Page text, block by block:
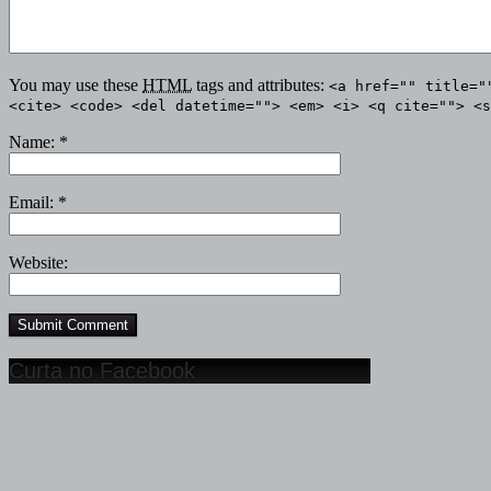
You may use these HTML tags and attributes: <a href=""
<cite> <code> <del datetime=""> <em> <i> <q cite="">
Name: *
Email: *
Website:
Curta no Facebook